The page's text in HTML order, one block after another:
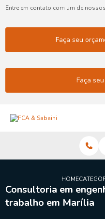
Entre em contato com um de
Faça seu
Faça
HOME
Consultoria em
trabalho em Marília